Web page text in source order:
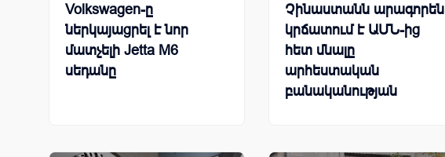
Volkswagen-ը
ներկայացրել է նոր
մատչելի Jetta M6
սեդանը
Չինաստանն արագորեն
կրճատում է ԱՄՆ-ից
հետ մնալը
արհեստական
բանականության